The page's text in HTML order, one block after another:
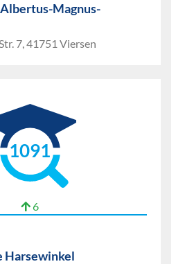
Magnus-
7, 41751 Viersen
1091
6
Harsewinkel